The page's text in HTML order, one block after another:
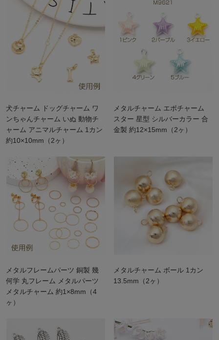
犬チャーム ドッグチャーム ワ
ンちゃんチャーム いぬ 動物チ
ャーム アニマルチャーム 1カン
約10×10mm（2ヶ）
メタルチャーム エポチャーム
スター 星型 シルバーカラー 合
金製 約12×15mm（2ヶ）
メタルフレームパーツ 銅製 幾
何学 丸フレーム メタルパーツ
メタルチャーム 約1×8mm（4
ヶ）
メタルチャーム ボール 1カン
13.5mm（2ヶ）